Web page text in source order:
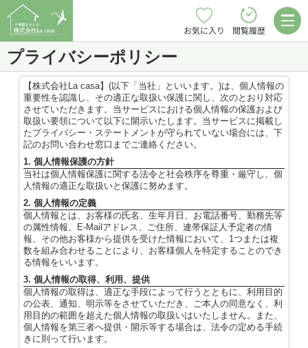
お気に入り 閲覧履歴
プライバシーポリシー
【株式会社La casa】(以下「当社」といいます。)は、個人情報の
重要性を認識し、その適正な取扱い保護に関し、次のとおり対応
させていただきます。当サービスにおける個人情報の保護および
取扱い要領について以下に開示いたします。当サービスに掲載し
たプライバシー・ステートメントが守られていない場合には、下
記のお問い合わせ窓口までご連絡ください。
1. 個人情報保護の方針
当社は個人情報保護に関する法令と社会秩序を尊重・厳守し、個
人情報の適正な取扱いと保護に努めます。
2. 個人情報の定義
個人情報とは、お客様の氏名、生年月日、お電話番号、勤務先等
の属性情報、E-Mailアドレス、ご住所、連帯保証人予定者の情
報、その他お客様から提供を受けた情報において、1つまたは複
数を組み合わせることにより、お客様個人を特定することのでき
る情報をいいます。
3. 個人情報の取得、利用、提供
個人情報の取得は、適正な手段によって行うとともに、利用目的
の公表、通知、明示等をさせていただき、ご本人の同意なく、利
用目的の範囲を超えた個人情報の取扱いはいたしません。また、
個人情報を第三者へ提供・開示等する場合は、法令の定める手続
きに則って行います。